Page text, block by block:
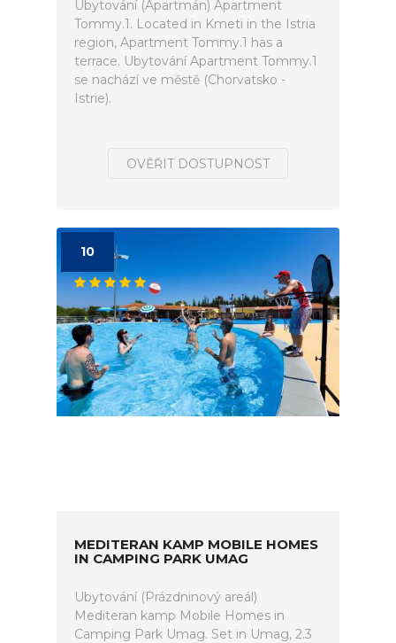
Ubytování (Apartmán) Apartment
Tommy.1. Located in Kmeti in the Istria
region, Apartment Tommy.1 has a
terrace. Ubytování Apartment Tommy.1
se nachází ve městě (Chorvatsko -
Istrie).
OVĚŘIT DOSTUPNOST
10
MEDITERAN KAMP MOBILE HOMES
IN CAMPING PARK UMAG
Ubytování (Prázdninový areál)
Mediteran kamp Mobile Homes in
Camping Park Umag. Set in Umag, 2.3